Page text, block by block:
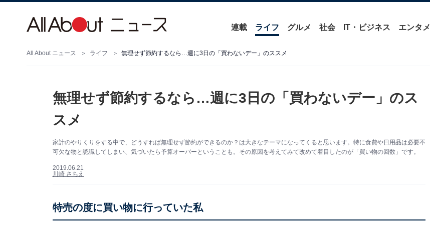
連載 ライフ グルメ 社会 IT・ビジネス エンタメ
All About ニュース ライフ 無理せず節約するなら…週に3日の「買わないデー」のススメ
無理せず節約するなら…週に3日の「買わないデー」のス
スメ
家計のやりくりをする中で、どうすれば無理せず節約ができるのか？は大きなテーマになってくると思います。特に食費や日用品は必要不
可欠な物と認識してしまい、気づいたら予算オーバーということも。その原因を考えてみて改めて着目したのが「買い物の回数」です。
2019.06.21
川崎 さちえ
特売の度に買い物に行っていた私